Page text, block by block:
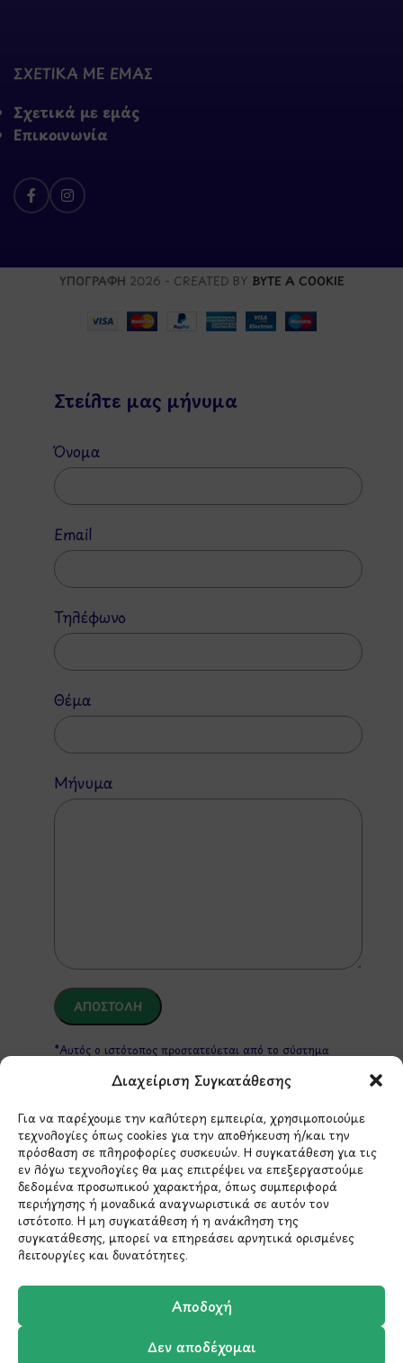
Διαχείριση Συγκατάθεσης
Για να παρέχουμε την καλύτερη εμπειρία, χρησιμοποιούμε
τεχνολογίες όπως cookies για την αποθήκευση ή/και την
πρόσβαση σε πληροφορίες συσκευών. Η συγκατάθεση για τις
εν λόγω τεχνολογίες θα μας επιτρέψει να επεξεργαστούμε
δεδομένα προσωπικού χαρακτήρα, όπως συμπεριφορά
περιήγησης ή μοναδικά αναγνωριστικά σε αυτόν τον
ιστότοπο. Η μη συγκατάθεση ή η ανάκληση της
συγκατάθεσης, μπορεί να επηρεάσει αρνητικά ορισμένες
λειτουργίες και δυνατότητες.
Αποδοχή
Δεν αποδέχομαι
ΣΧΕΤΙΚΑ ΜΕ ΕΜΑΣ
Σχετικά με εμάς
Επικοινωνία
ΥΠΟΓΡΑΦΗ 2026 - CREATED BY BYTE A COOKIE
Στείλτε μας μήνυμα
Όνομα
Email
Τηλέφωνο
Θέμα
Μήνυμα
*Αυτός ο ιστότοπος προστατεύεται από το σύστημα
Όροι Παροχής Υπηρεσιών της Google.
ΣΤΟΙΧΕΙΑ ΕΠΙΚΟΙΝΩΝΙΑΣ
Holargos Center (Ισόγειο)
Λ.Περικλέους 56,
Χολαργός 15561
info@ypografi.com